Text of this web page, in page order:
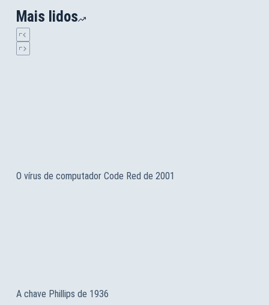
Mais lidos
O vírus de computador Code Red de 2001
A chave Phillips de 1936